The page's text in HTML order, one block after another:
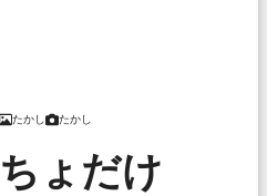
たかし たかし
ょだけ